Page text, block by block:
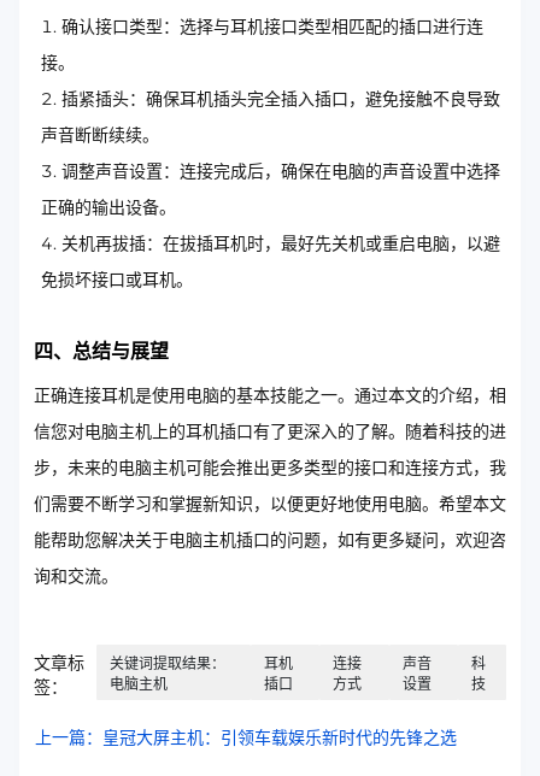
确认接口类型：选择与耳机接口类型相匹配的插口进行连
接。
插紧插头：确保耳机插头完全插入插口，避免接触不良导致
声音断断续续。
调整声音设置：连接完成后，确保在电脑的声音设置中选择
正确的输出设备。
关机再拔插：在拔插耳机时，最好先关机或重启电脑，以避
免损坏接口或耳机。
四、总结与展望
正确连接耳机是使用电脑的基本技能之一。通过本文的介绍，相
信您对电脑主机上的耳机插口有了更深入的了解。随着科技的进
步，未来的电脑主机可能会推出更多类型的接口和连接方式，我
们需要不断学习和掌握新知识，以便更好地使用电脑。希望本文
能帮助您解决关于电脑主机插口的问题，如有更多疑问，欢迎咨
询和交流。
文章标
签：
关键词提取结果：
电脑主机
耳机
插口
连接
方式
声音
设置
科
技
上一篇：皇冠大屏主机：引领车载娱乐新时代的先锋之选